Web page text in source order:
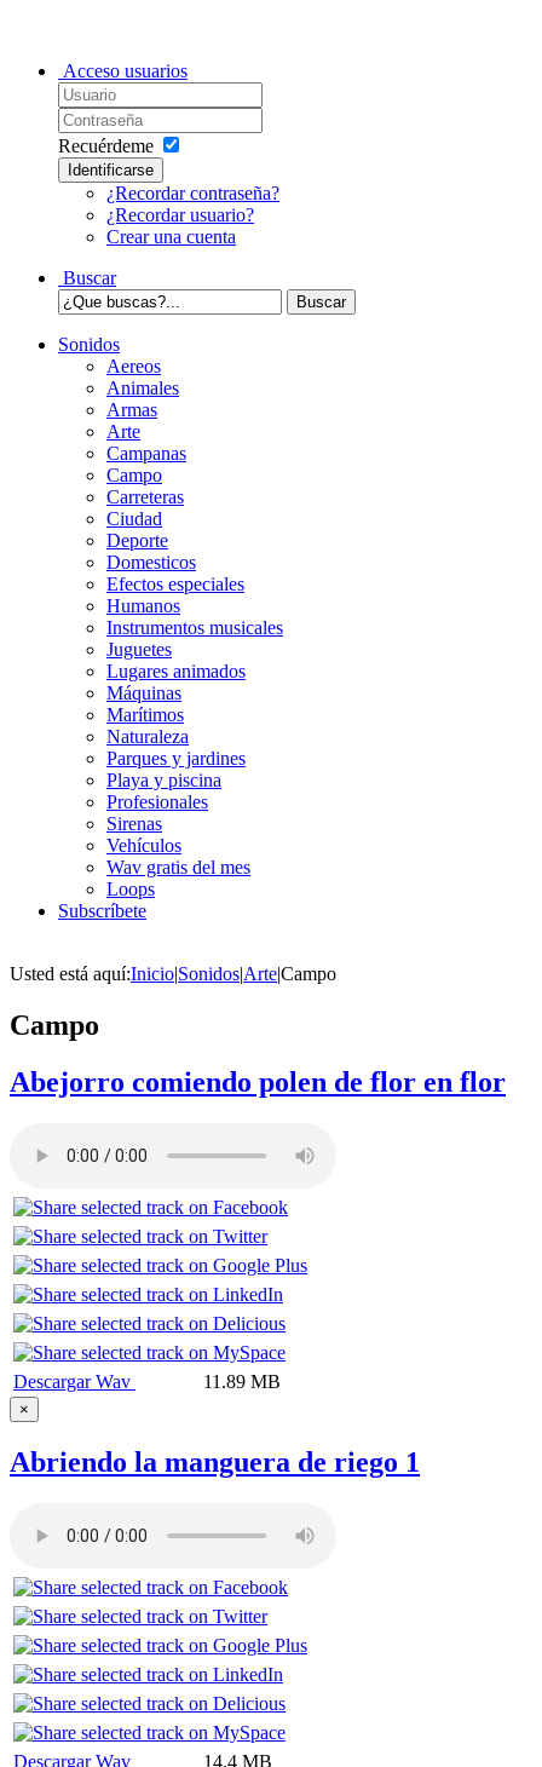
Acceso usuarios
Recuérdeme
Identificarse
¿Recordar contraseña?
¿Recordar usuario?
Crear una cuenta
Buscar
Sonidos
Aereos
Animales
Armas
Arte
Campanas
Campo
Carreteras
Ciudad
Deporte
Domesticos
Efectos especiales
Humanos
Instrumentos musicales
Juguetes
Lugares animados
Máquinas
Marítimos
Naturaleza
Parques y jardines
Playa y piscina
Profesionales
Sirenas
Vehículos
Wav gratis del mes
Loops
Subscríbete
Usted está aquí:Inicio|Sonidos|Arte|Campo
Campo
Abejorro comiendo polen de flor en flor
Descargar Wav 11.89 MB
×
Abriendo la manguera de riego 1
Descargar Wav 14.4 MB